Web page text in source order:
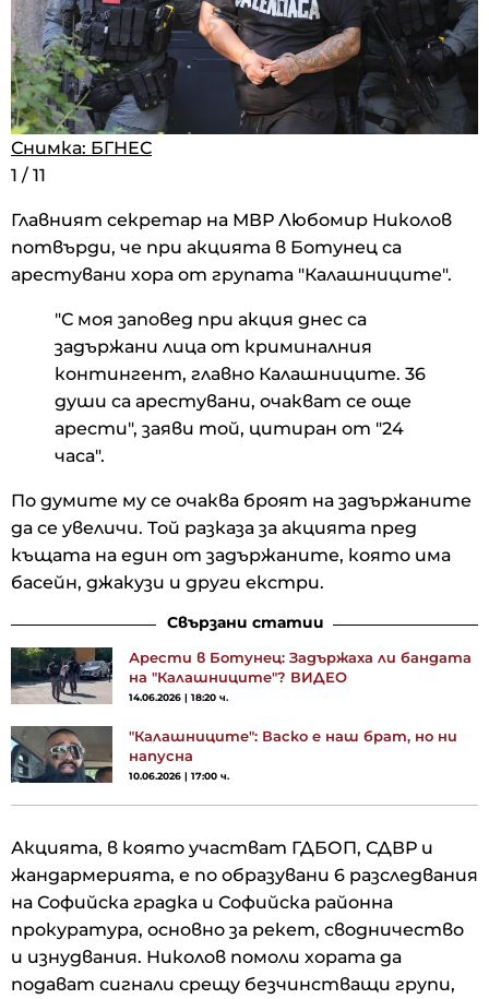
Снимка: БГНЕС
1 / 11
Снимка: БГНЕС
1 / 11
Снимка: БГНЕС
1 / 11
Главният секретар на МВР Любомир Николов
потвърди, че при акцията в Ботунец са
арестувани хора от групата "Калашниците".
"С моя заповед при акция днес са
задържани лица от криминалния
контингент, главно Калашниците. 36
души са арестувани, очакват се още
арести", заяви той, цитиран от "24
часа".
По думите му се очаква броят на задържаните
да се увеличи. Той разказа за акцията пред
къщата на един от задържаните, която има
басейн, джакузи и други екстри.
Свързани статии
Арести в Ботунец: Задържаха ли бандата
на "Калашниците"? ВИДЕО
14.06.2026 | 18:20 ч.
"Калашниците": Васко е наш брат, но ни
напусна
10.06.2026 | 17:00 ч.
Акцията, в която участват ГДБОП, СДВР и
жандармерията, е по образувани 6 разследвания
на Софийска градка и Софийска районна
прокуратура, основно за рекет, сводничество
и изнудвания. Николов помоли хората да
подават сигнали срещу безчинстващи групи,